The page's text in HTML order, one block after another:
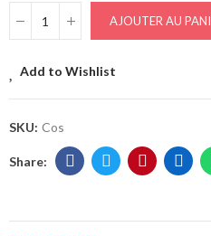
AJOUTER AU
Add to Wishlist
SKU: Cos